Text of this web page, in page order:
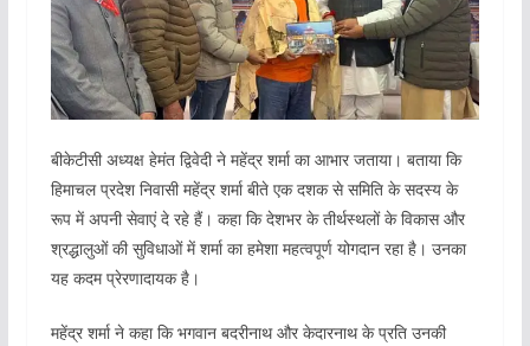
बीकेटीसी अध्यक्ष हेमंत द्विवेदी ने महेंद्र शर्मा का आभार जताया। बताया कि
हिमाचल प्रदेश निवासी महेंद्र शर्मा बीते एक दशक से समिति के सदस्य के
रूप में अपनी सेवाएं दे रहे हैं। कहा कि देशभर के तीर्थस्थलों के विकास और
श्रद्धालुओं की सुविधाओं में शर्मा का हमेशा महत्वपूर्ण योगदान रहा है। उनका
यह कदम प्रेरणादायक है।
महेंद्र शर्मा ने कहा कि भगवान बदरीनाथ और केदारनाथ के प्रति उनकी